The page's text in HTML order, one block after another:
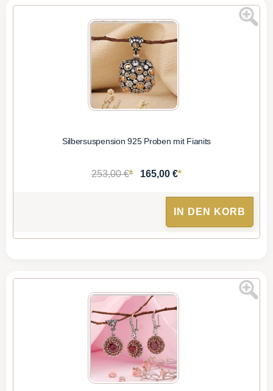
Silbersuspension 925 Proben mit Fianits
253,00 €* 165,00 €*
IN DEN KORB